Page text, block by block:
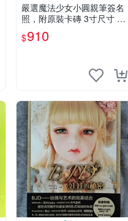
嚴選魔法少女小圓親筆簽名
照，附原裝卡磚 3寸尺寸 親
簽紀念品 小圓周邊 畫集 監
督親筆
$910